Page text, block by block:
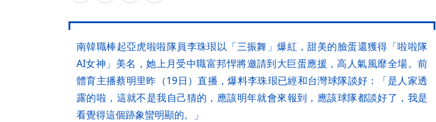
南韓職棒起亞虎啦啦隊員李珠珢以「三振舞」爆紅，甜美的臉蛋還獲得「啦啦隊
AI女神」美名，她上月受中職富邦悍將邀請到大巨蛋應援，高人氣風靡全場。前
體育主播蔡明里昨（19日）直播，爆料李珠珢已經和台灣球隊談好：「是人家透
露的啦，這就不是我自己猜的，應該明年就會來報到，應該球隊都談好了，我是
看覺得這個跡象蠻明顯的。」